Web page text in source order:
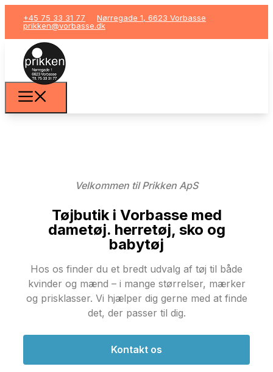
+45 75 33 31 77
Nørregade 1, 6623 Vorbasse
prikken@vorbasse.dk
Velkommen til Prikken ApS
Tøjbutik i Vorbasse med
dametøj. herretøj, sko og
babytøj
Hos os finder du et bredt udvalg af tøj til både
kvinder og mænd – i mange størrelser, mærker
og prisklasser. Vi hjælper dig gerne med at finde
det, der passer til dig.
Kontakt os